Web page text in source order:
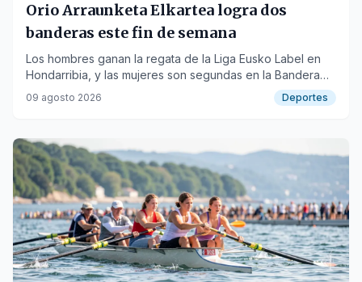
Orio Arraunketa Elkartea logra dos
banderas este fin de semana
Los hombres ganan la regata de la Liga Eusko Label en
Hondarribia, y las mujeres son segundas en la Bandera
Femenina Balfego.
09 agosto 2026 Deportes